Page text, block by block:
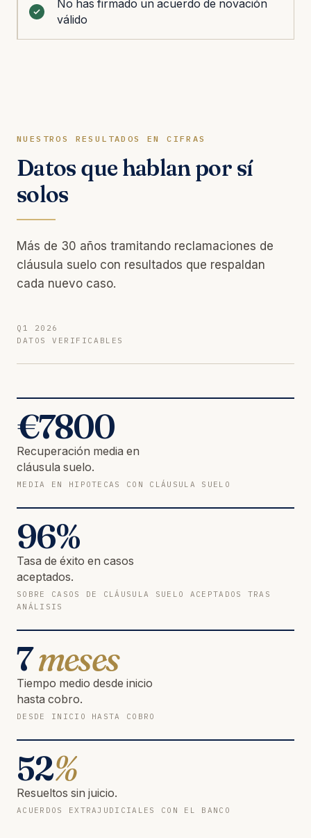
No has firmado un acuerdo de novación
válido
NUESTROS RESULTADOS EN CIFRAS
Datos que hablan por sí
solos
Más de 30 años tramitando reclamaciones de
cláusula suelo con resultados que respaldan
cada nuevo caso.
Q1 2026
DATOS VERIFICABLES
€7800
Recuperación media en
cláusula suelo.
MEDIA EN HIPOTECAS CON CLÁUSULA SUELO
96%
Tasa de éxito en casos
aceptados.
SOBRE CASOS DE CLÁUSULA SUELO ACEPTADOS TRAS
ANÁLISIS
7meses
Tiempo medio desde inicio
hasta cobro.
DESDE INICIO HASTA COBRO
52%
Resueltos sin juicio.
ACUERDOS EXTRAJUDICIALES CON EL BANCO